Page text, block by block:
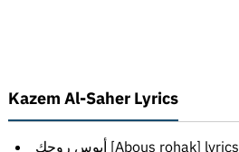
Kazem Al-Saher Lyrics
أبوس روحك [Abous rohak] lyrics